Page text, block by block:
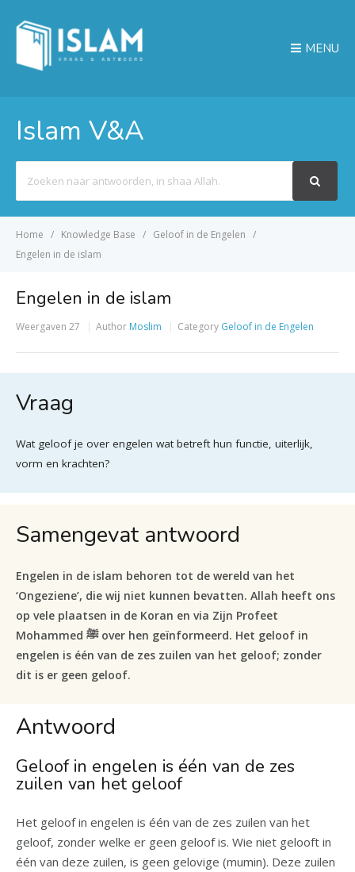
MENU
Islam V&A
For
Home Knowledge Base
Geloof in de Engelen
Engelen in de islam
Engelen in de islam
Weergaven 27 Author Moslim Category Geloof in de Engelen
Vraag
Wat geloof je over engelen wat betreft hun functie, uiterlijk,
vorm en krachten?
Samengevat antwoord
Engelen in de islam behoren tot de wereld van het
‘Ongeziene’, die wij niet kunnen bevatten. Allah heeft ons
op vele plaatsen in de Koran en via Zijn Profeet
Mohammed ﷺ over hen geïnformeerd. Het geloof in
engelen is één van de zes zuilen van het geloof; zonder
dit is er geen geloof.
Antwoord
Geloof in engelen is één van de zes
zuilen van het geloof
Het geloof in engelen is één van de zes zuilen van het
geloof, zonder welke er geen geloof is. Wie niet gelooft in
één van deze zuilen, is geen gelovige (mumin). Deze zuilen